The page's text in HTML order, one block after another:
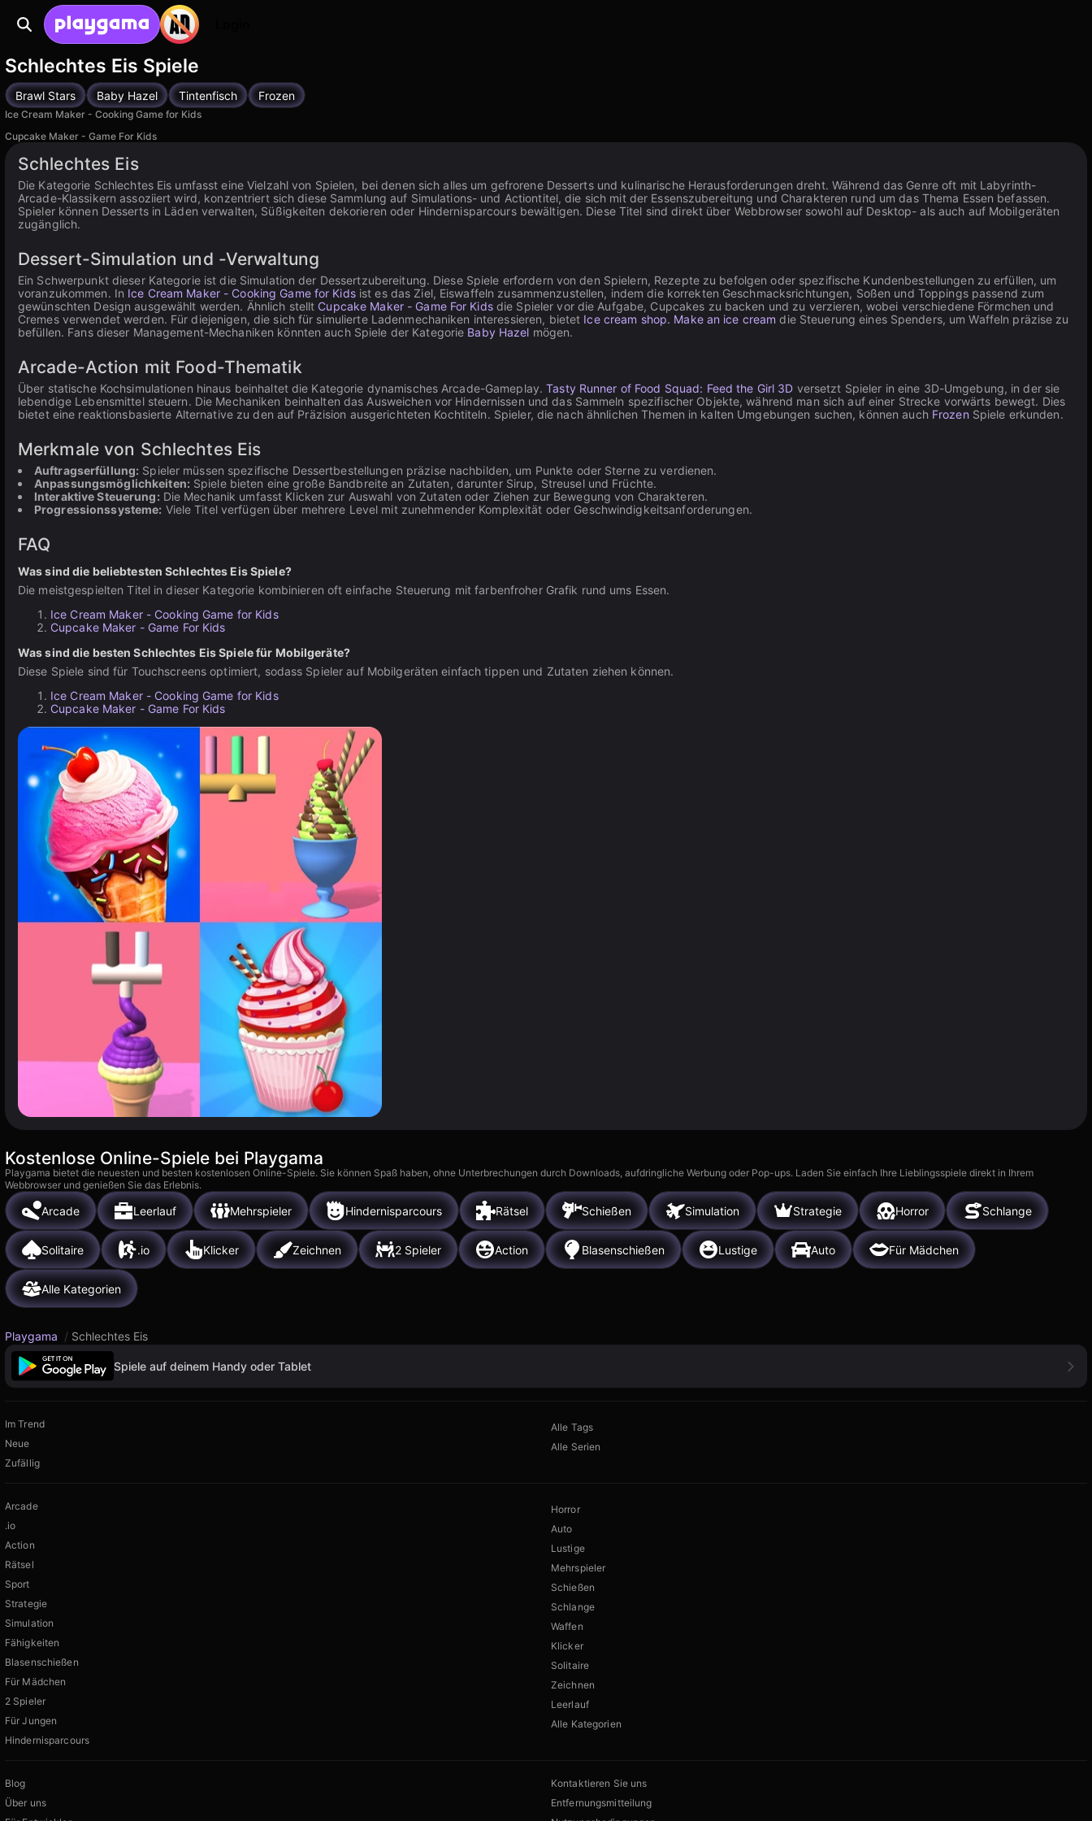
Schlechtes Eis Spiele
Brawl Stars Baby Hazel Tintenfisch Frozen
Ice Cream Maker - Cooking Game for Kids
Cupcake Maker - Game For Kids
Schlechtes Eis
Die Kategorie Schlechtes Eis umfasst eine Vielzahl von Spielen, bei denen sich alles um gefrorene Desserts und kulinarische Herausforderungen dreht. Während das Genre oft mit Labyrinth-
Arcade-Klassikern assoziiert wird, konzentriert sich diese Sammlung auf Simulations- und Actiontitel, die sich mit der Essenszubereitung und Charakteren rund um das Thema Essen befassen.
Spieler können Desserts in Läden verwalten, Süßigkeiten dekorieren oder Hindernisparcours bewältigen. Diese Titel sind direkt über Webbrowser sowohl auf Desktop- als auch auf Mobilgeräten
zugänglich.
Dessert-Simulation und -Verwaltung
Ein Schwerpunkt dieser Kategorie ist die Simulation der Dessertzubereitung. Diese Spiele erfordern von den Spielern, Rezepte zu befolgen oder spezifische Kundenbestellungen zu erfüllen, um
voranzukommen. In Ice Cream Maker - Cooking Game for Kidsist es das Ziel, Eiswaffeln zusammenzustellen, indem die korrekten Geschmacksrichtungen, Soßen und Toppings passend zum
gewünschten Design ausgewählt werden. Ähnlich stellt Cupcake Maker - Game For Kidsdie Spieler vor die Aufgabe, Cupcakes zu backen und zu verzieren, wobei verschiedene Förmchen und
Cremes verwendet werden. Für diejenigen, die sich für simulierte Ladenmechaniken interessieren, bietet Ice cream shop. Make an ice cream die Steuerung eines Spenders, um Waffeln präzise zu
befüllen. Fans dieser Management-Mechaniken könnten auch Spiele der Kategorie Baby Hazel mögen.
Arcade-Action mit Food-Thematik
Über statische Kochsimulationen hinaus beinhaltet die Kategorie dynamisches Arcade-Gameplay.Tasty Runner of Food Squad: Feed the Girl 3D versetzt Spieler in eine 3D-Umgebung, in der sie
lebendige Lebensmittel steuern. Die Mechaniken beinhalten das Ausweichen vor Hindernissen und das Sammeln spezifischer Objekte, während man sich auf einer Strecke vorwärts bewegt. Dies
bietet eine reaktionsbasierte Alternative zu den auf Präzision ausgerichteten Kochtiteln. Spieler, die nach ähnlichen Themen in kalten Umgebungen suchen, können auch Frozen Spiele erkunden.
Merkmale von Schlechtes Eis
Auftragserfüllung: Spieler müssen spezifische Dessertbestellungen präzise nachbilden, um Punkte oder Sterne zu verdienen.
Anpassungsmöglichkeiten: Spiele bieten eine große Bandbreite an Zutaten, darunter Sirup, Streusel und Früchte.
Interaktive Steuerung: Die Mechanik umfasst Klicken zur Auswahl von Zutaten oder Ziehen zur Bewegung von Charakteren.
Progressionssysteme: Viele Titel verfügen über mehrere Level mit zunehmender Komplexität oder Geschwindigkeitsanforderungen.
FAQ
Was sind die beliebtesten Schlechtes Eis Spiele?
Die meistgespielten Titel in dieser Kategorie kombinieren oft einfache Steuerung mit farbenfroher Grafik rund ums Essen.
Ice Cream Maker - Cooking Game for Kids
Cupcake Maker - Game For Kids
Was sind die besten Schlechtes Eis Spiele für Mobilgeräte?
Diese Spiele sind für Touchscreens optimiert, sodass Spieler auf Mobilgeräten einfach tippen und Zutaten ziehen können.
Ice Cream Maker - Cooking Game for Kids
Cupcake Maker - Game For Kids
Kostenlose Online-Spiele bei Playgama
Playgama bietet die neuesten und besten kostenlosen Online-Spiele. Sie können Spaß haben, ohne Unterbrechungen durch Downloads, aufdringliche Werbung oder Pop-ups. Laden Sie einfach Ihre Lieblingsspiele direkt in Ihrem
Webbrowser und genießen Sie das Erlebnis.
Arcade Leerlauf Mehrspieler Hindernisparcours Rätsel Schießen Simulation Strategie Horror Schlange
Solitaire .io Klicker Zeichnen 2 Spieler Action Blasenschießen Lustige Auto Für Mädchen
Alle Kategorien
Playgama / Schlechtes Eis
Spiele auf deinem Handy oder Tablet
Im Trend
Neue
Zufällig
Alle Tags
Alle Serien
Arcade
.io
Action
Rätsel
Sport
Strategie
Simulation
Fähigkeiten
Blasenschießen
Für Mädchen
2 Spieler
Für Jungen
Hindernisparcours
Horror
Auto
Lustige
Mehrspieler
Schießen
Schlange
Waffen
Klicker
Solitaire
Zeichnen
Leerlauf
Alle Kategorien
Blog
Über uns
Kontaktieren Sie uns
Entfernungsmitteilung